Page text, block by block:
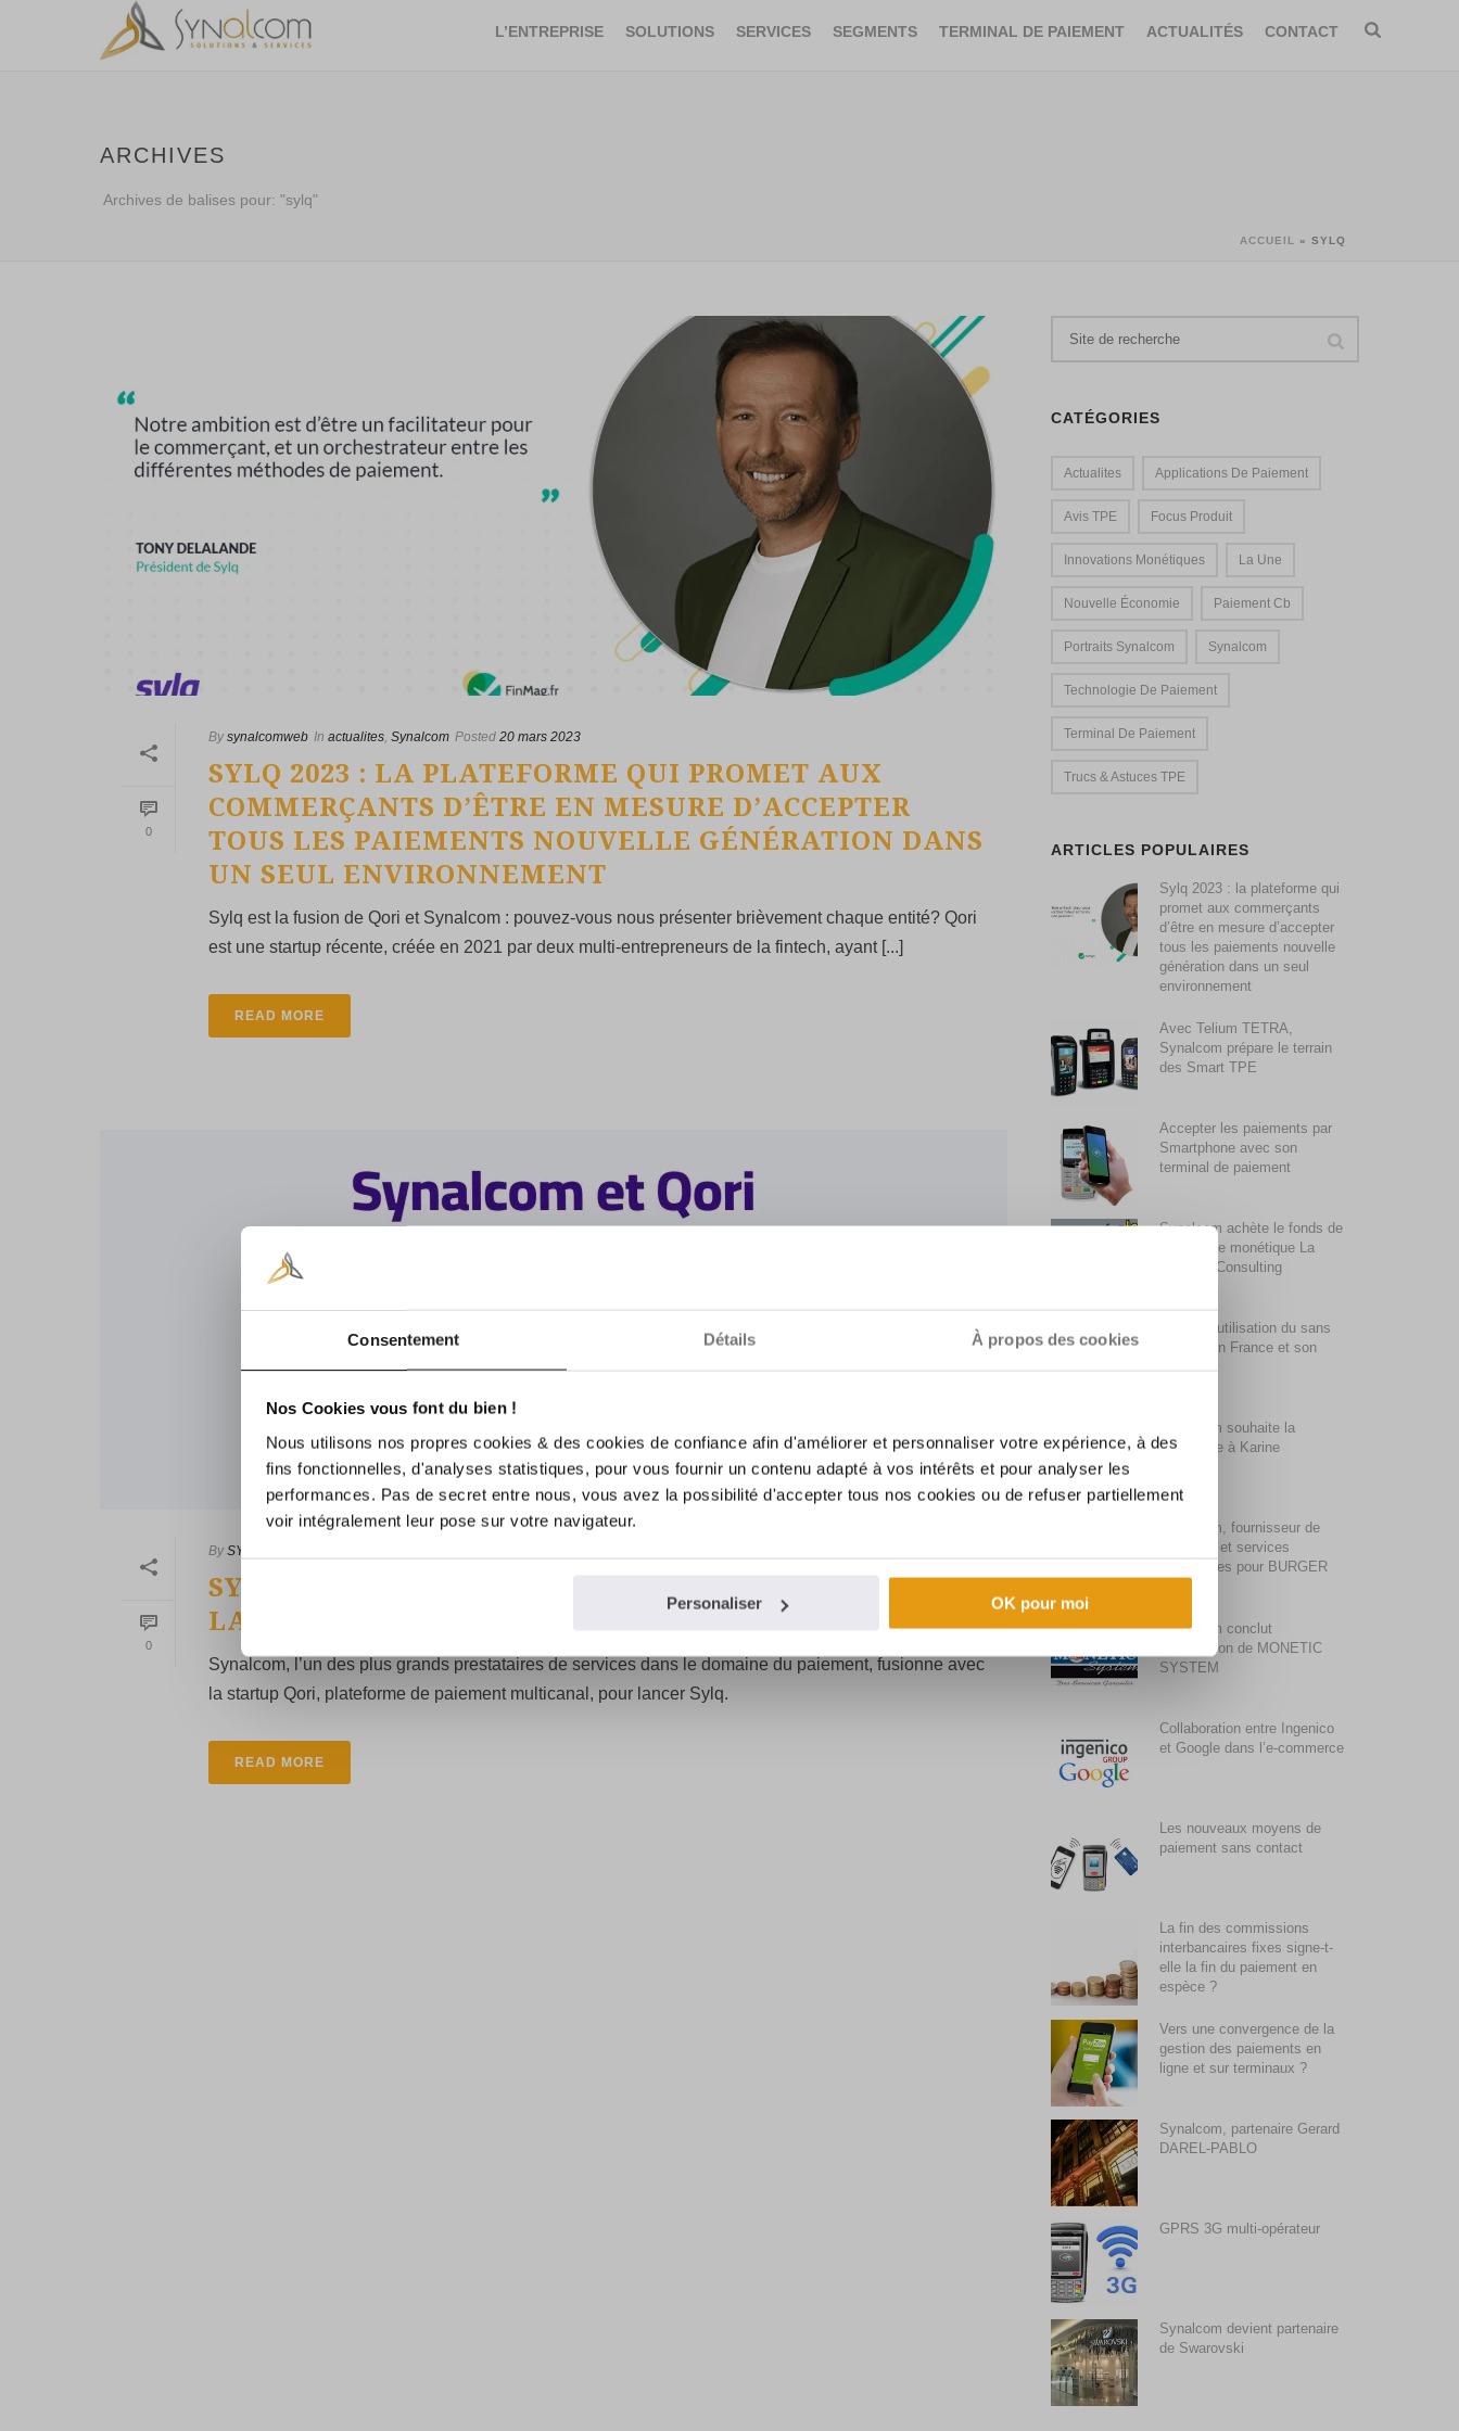
Consentement Détails À propos des cookies
Nos Cookies vous font du bien !
Nous utilisons nos propres cookies & des cookies de confiance afin d'améliorer et personnaliser votre expérience, à des
fins fonctionnelles, d'analyses statistiques, pour vous fournir un contenu adapté à vos intérêts et pour analyser les
performances. Pas de secret entre nous, vous avez la possibilité d'accepter tous nos cookies ou de refuser partiellement
voir intégralement leur pose sur votre navigateur.
Personaliser OK pour moi
L’ENTREPRISE SOLUTIONS SERVICES SEGMENTS TERMINAL DE PAIEMENT ACTUALITÉS CONTACT
ARCHIVES
Archives de balises pour: "sylq"
ACCUEIL » SYLQ
0
By synalcomweb In actualites, Synalcom Posted 20 mars 2023
SYLQ 2023 : LA PLATEFORME QUI PROMET AUX
COMMERÇANTS D’ÊTRE EN MESURE D’ACCEPTER
TOUS LES PAIEMENTS NOUVELLE GÉNÉRATION DANS
UN SEUL ENVIRONNEMENT
Sylq est la fusion de Qori et Synalcom : pouvez-vous nous présenter brièvement chaque entité? Qori
est une startup récente, créée en 2021 par deux multi-entrepreneurs de la fintech, ayant [...]
READ MORE
0
By SYNALCOM
SYNALCOM FUSIONNE AVEC LA FINTECH QORI POUR
LANCER SYLQ
Synalcom, l’un des plus grands prestataires de services dans le domaine du paiement, fusionne avec
la startup Qori, plateforme de paiement multicanal, pour lancer Sylq.
READ MORE
CATÉGORIES
Actualites Applications De Paiement
Avis TPE Focus Produit
Innovations Monétiques La Une
Nouvelle Économie Paiement Cb
Portraits Synalcom Synalcom
Technologie De Paiement
Terminal De Paiement
Trucs & Astuces TPE
ARTICLES POPULAIRES
Sylq 2023 : la plateforme qui
promet aux commerçants
d’être en mesure d’accepter
tous les paiements nouvelle
génération dans un seul
environnement
Avec Telium TETRA,
Synalcom prépare le terrain
des Smart TPE
Accepter les paiements par
Smartphone avec son
terminal de paiement
Synalcom achète le fonds de
commerce monétique La
Centrale Consulting
La faible utilisation du sans
contact en France et son
évolution
Synalcom souhaite la
bienvenue à Karine
Synalcom, fournisseur de
solutions et services
monétiques pour BURGER
Synalcom conclut
l’acquisition de MONETIC
SYSTEM
Collaboration entre Ingenico
et Google dans l’e-commerce
Les nouveaux moyens de
paiement sans contact
La fin des commissions
interbancaires fixes signe-t-
elle la fin du paiement en
espèce ?
Vers une convergence de la
gestion des paiements en
ligne et sur terminaux ?
Synalcom, partenaire Gerard
DAREL-PABLO
GPRS 3G multi-opérateur
Synalcom devient partenaire
de Swarovski